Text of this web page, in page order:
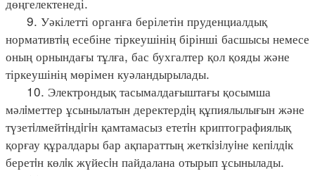
9. Уәкілетті органға берілетін пруденциалдық
нормативтiң есебіне тіркеушінің бірінші басшысы немесе
оның орнындағы тұлға, бас бухгалтер қол қояды және
тіркеушінің мөрімен куәландырылады.
10. Электрондық тасымалдағыштағы қосымша
мәлiметтер ұсынылатын деректердiң құпиялылығын және
түзетiлмейтiндiгiн қамтамасыз ететiн криптографиялық
қорғау құралдары бар ақпараттың жеткiзiлуiне кепiлдiк
беретiн көлiк жүйесiн пайдалана отырып ұсынылады.